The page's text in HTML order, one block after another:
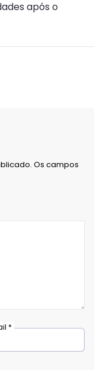
após o
Os campos
*